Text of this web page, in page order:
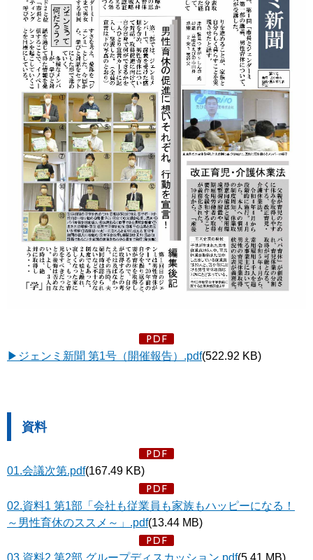
▶ジェンミ新聞 第1号（開催報告）.pdf(522.92 KB)
資料
01.会議次第.pdf(167.49 KB)
02.資料1 第1部「会社も従業員も家族もハッピーになる！
～男性育休のススメ～」.pdf(13.44 MB)